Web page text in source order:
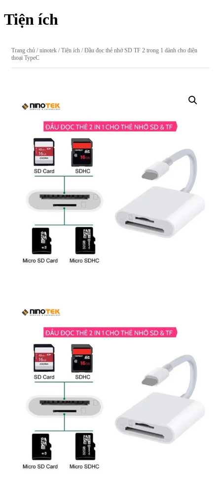
Tiện ích
Trang chủ /ninotek /Tiện ích / Đầu đọc thẻ nhớ SD TF 2 trong 1 dành cho điện
thoại TypeC